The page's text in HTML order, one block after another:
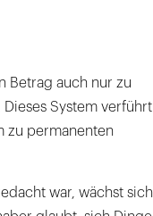
Betrag auch nur zu
System verführt
zu permanenten
war, wächst sich